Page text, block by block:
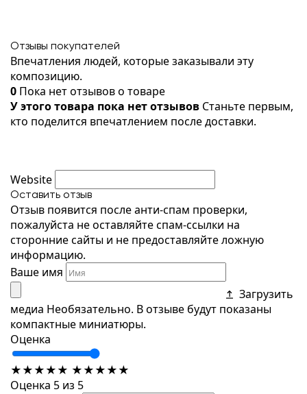
Отзывы покупателей
Впечатления людей, которые заказывали эту
композицию.
0 Пока нет отзывов о товаре
У этого товара пока нет отзывов Станьте первым,
кто поделится впечатлением после доставки.
Website
Оставить отзыв
Отзыв появится после анти-спам проверки,
пожалуйста не оставляйте спам-ссылки на
сторонние сайты и не предоставляйте ложную
информацию.
Ваше имя
Загрузить
медиа Необязательно. В отзыве будут показаны
компактные миниатюры.
Оценка
★★★★★ ★★★★★
Оценка 5 из 5